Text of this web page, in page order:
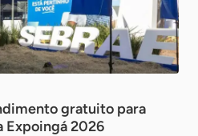
gratuito para
Expoingá 2026